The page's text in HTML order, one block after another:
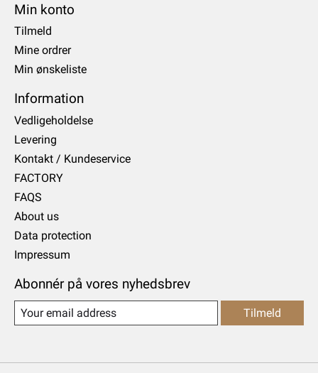
Min konto
Tilmeld
Mine ordrer
Min ønskeliste
Information
Vedligeholdelse
Levering
Kontakt / Kundeservice
FACTORY
FAQS
About us
Data protection
Impressum
Abonnér på vores nyhedsbrev
Tilmeld